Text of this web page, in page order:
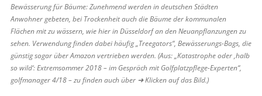
Bewässerung für Bäume: Zunehmend werden in deutschen Städten
Anwohner gebeten, bei Trockenheit auch die Bäume der kommunalen
Flächen mit zu wässern, wie hier in Düsseldorf an den Neuanpflanzungen zu
sehen. Verwendung finden dabei häufig „Treegators“, Bewässerungs-Bags, die
günstig sogar über Amazon vertrieben werden. (Aus: „Katastrophe oder ‚halb
so wild‘: Extremsommer 2018 – im Gespräch mit Golfplatzpflege-Experten“,
golfmanager 4/18 – zu finden auch über ➜ Klicken auf das Bild.)